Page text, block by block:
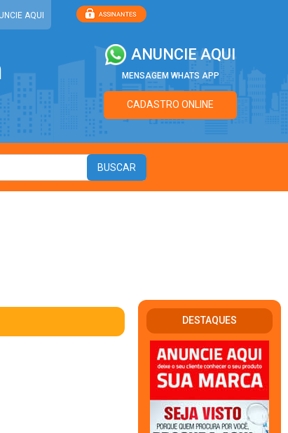
AQUI
ANUNCIE AQUI
MENSAGEM WHATS APP
CADASTRO ONLINE
DESTAQUES